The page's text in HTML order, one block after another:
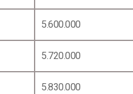
5.600.000
5.720.000
5.830.000